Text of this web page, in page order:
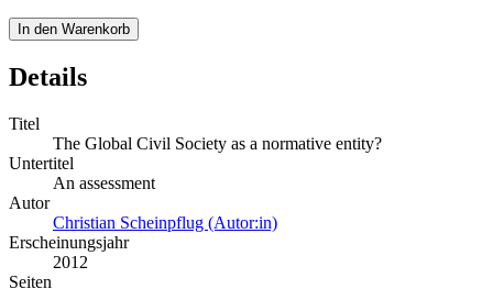
In den Warenkorb
Details
Titel
The Global Civil Society as a normative entity?
Untertitel
An assessment
Autor
Christian Scheinpflug (Autor:in)
Erscheinungsjahr
2012
Seiten